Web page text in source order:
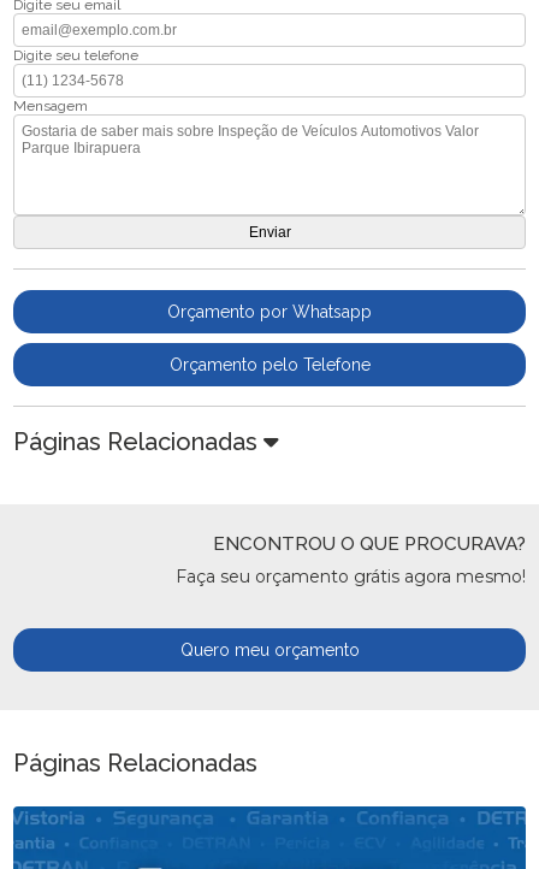
Digite seu email
Digite seu telefone
Mensagem
Orçamento por Whatsapp
Orçamento pelo Telefone
Páginas Relacionadas
ENCONTROU O QUE PROCURAVA?
Faça seu orçamento grátis agora mesmo!
Quero meu orçamento
Páginas Relacionadas